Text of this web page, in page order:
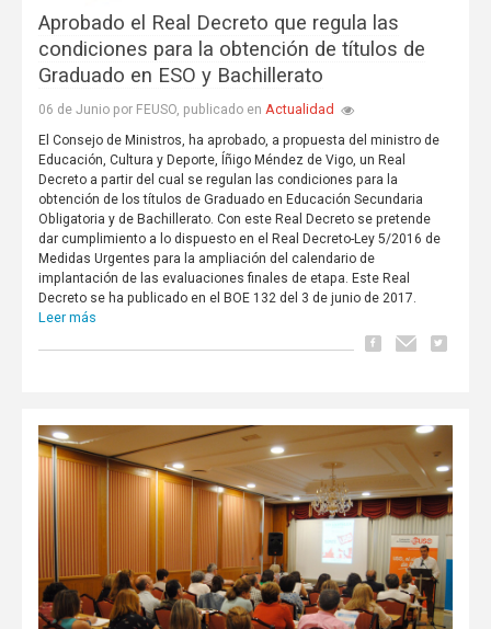
Aprobado el Real Decreto que regula las
condiciones para la obtención de títulos de
Graduado en ESO y Bachillerato
06 de Junio por FEUSO, publicado en Actualidad
El Consejo de Ministros, ha aprobado, a propuesta del ministro de
Educación, Cultura y Deporte, Íñigo Méndez de Vigo, un Real
Decreto a partir del cual se regulan las condiciones para la
obtención de los títulos de Graduado en Educación Secundaria
Obligatoria y de Bachillerato. Con este Real Decreto se pretende
dar cumplimiento a lo dispuesto en el Real Decreto-Ley 5/2016 de
Medidas Urgentes para la ampliación del calendario de
implantación de las evaluaciones finales de etapa. Este Real
Decreto se ha publicado en el BOE 132 del 3 de junio de 2017.
Leer más